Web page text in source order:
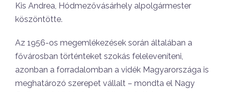
Kis Andrea, Hódmezővásárhely alpolgármester
köszöntötte.
Az 1956-os megemlékezések során általában a
fővárosban történteket szokás feleleveníteni,
azonban a forradalomban a vidék Magyarországa is
meghatározó szerepet vállalt – mondta el Nagy